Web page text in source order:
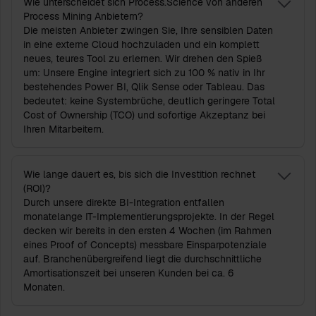
Process Mining Anbietern?
Die meisten Anbieter zwingen Sie, Ihre sensiblen Daten
in eine externe Cloud hochzuladen und ein komplett
neues, teures Tool zu erlernen. Wir drehen den Spieß
um: Unsere Engine integriert sich zu 100 % nativ in Ihr
bestehendes Power BI, Qlik Sense oder Tableau. Das
bedeutet: keine Systembrüche, deutlich geringere Total
Cost of Ownership (TCO) und sofortige Akzeptanz bei
Ihren Mitarbeitern.
Wie lange dauert es, bis sich die Investition rechnet
(ROI)?
Durch unsere direkte BI-Integration entfallen
monatelange IT-Implementierungsprojekte. In der Regel
decken wir bereits in den ersten 4 Wochen (im Rahmen
eines Proof of Concepts) messbare Einsparpotenziale
auf. Branchenübergreifend liegt die durchschnittliche
Amortisationszeit bei unseren Kunden bei ca. 6
Monaten.